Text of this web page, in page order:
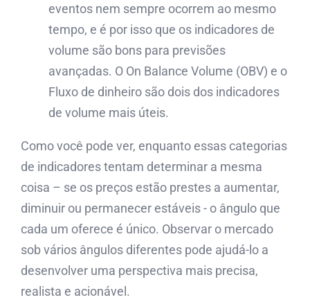
eventos nem sempre ocorrem ao mesmo
tempo, e é por isso que os indicadores de
volume são bons para previsões
avançadas. O On Balance Volume (OBV) e o
Fluxo de dinheiro são dois dos indicadores
de volume mais úteis.
Como você pode ver, enquanto essas categorias
de indicadores tentam determinar a mesma
coisa – se os preços estão prestes a aumentar,
diminuir ou permanecer estáveis ​​- o ângulo que
cada um oferece é único. Observar o mercado
sob vários ângulos diferentes pode ajudá-lo a
desenvolver uma perspectiva mais precisa,
realista e acionável.